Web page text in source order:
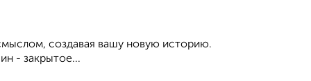
создавая вашу новую историю.
- закрытое...